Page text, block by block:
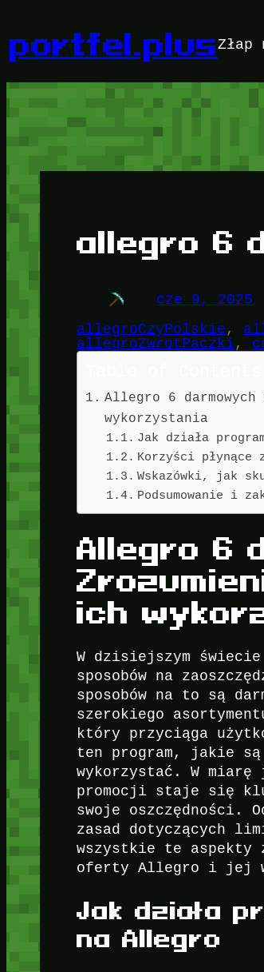
treści
portfel.plus
allegro 6
cze 9, 2025
allegroCzyPolskie ,
allegroZwrotPaczki ,
Allegro 6
wykorzystania
Jak działa
Korzyści płynące
Wskazówki, jak
Podsumowanie i
Allegro 6
ich
W dzisiejszym
sposobów na
sposobów na to są
szerokiego
który przyciąga
ten program, jakie
wykorzystać. W
promocji staje się
swoje oszczędności.
zasad dotyczących
wszystkie te aspekty
oferty Allegro i jej
Jak działa
na Allegro